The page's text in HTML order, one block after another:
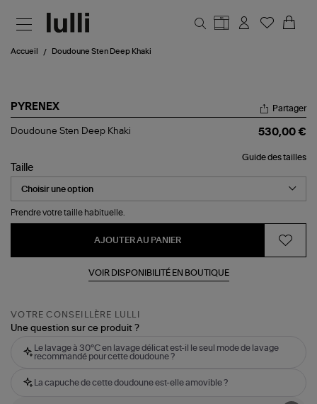
Accueil Doudoune Sten Deep Khaki
PYRENEX
Doudoune
Khaki
Partager
Doudoune Sten Deep Khaki 530,00 €
Guide des tailles
Taille
Prendre votre taille habituelle.
AJOUTER AU PANIER
VOIR DISPONIBILITÉ EN BOUTIQUE
VOTRE CONSEILLÈRE LULLI
Une question sur ce produit ?
Le lavage à 30°C en lavage délicat est-il le seul mode de lavage
recommandé pour cette doudoune ?
La capuche de cette doudoune est-elle amovible ?